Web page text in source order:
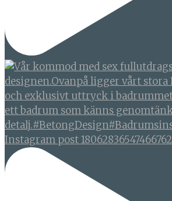
Instagram post 18062836547466762